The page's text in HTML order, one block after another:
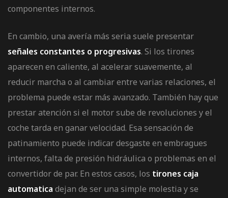
componentes internos.
En cambio, una avería más seria suele presentar
señales constantes o progresivas. Si los tirones
aparecen en caliente, al acelerar suavemente, al
reducir marcha o al cambiar entre varias relaciones, el
problema puede estar más avanzado. También hay que
prestar atención si el motor sube de revoluciones y el
coche tarda en ganar velocidad. Esa sensación de
patinamiento puede indicar desgaste en embragues
internos, falta de presión hidráulica o problemas en el
convertidor de par. En estos casos, los tirones caja
automatica dejan de ser una simple molestia y se